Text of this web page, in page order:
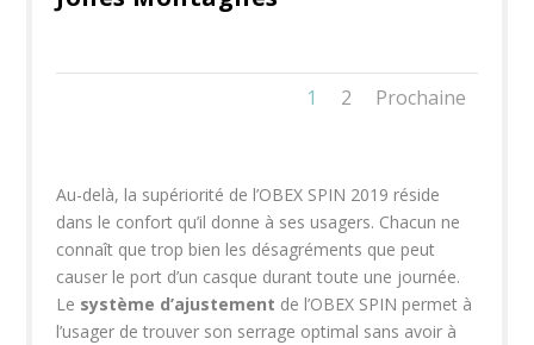
1 2 Prochaine
Au-delà, la supériorité de l’OBEX SPIN 2019 réside
dans le confort qu’il donne à ses usagers. Chacun ne
connaît que trop bien les désagréments que peut
causer le port d’un casque durant toute une journée.
Le système d’ajustement de l’OBEX SPIN permet à
l’usager de trouver son serrage optimal sans avoir à